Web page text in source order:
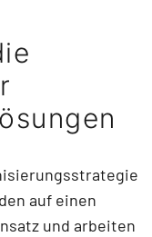
auf einen
und arbeiten